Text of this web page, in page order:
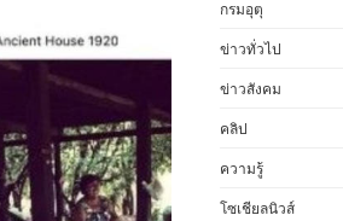
กรมอุตุ
ข่าวทั่วไป
ข่าวสังคม
คลิป
ความรู้
โซเชียลนิวส์